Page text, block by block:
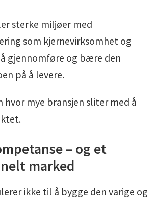
sterke miljøer med
som kjernevirksomhet og
gjennomføre og bære den
på å levere.
hvor mye bransjen sliter med å
– og et
marked
ikke til å bygge den varige og